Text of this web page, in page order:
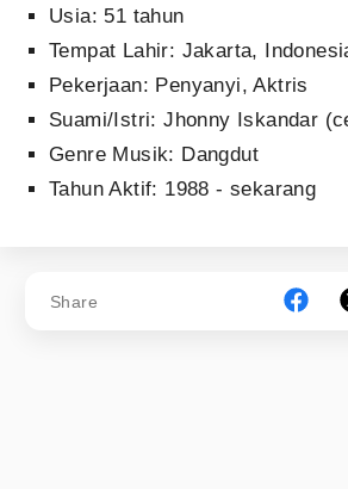
Usia: 51 tahun
Tempat Lahir: Jakarta,
Pekerjaan: Penyanyi, Aktris
Suami/Istri: Jhonny Iskandar
Genre Musik: Dangdut
Tahun Aktif: 1988 - sekarang
Share